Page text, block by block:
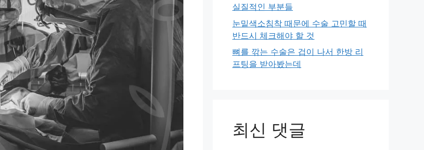
실질적인 부분들
눈밑색소침착 때문에 수술 고민할 때
반드시 체크해야 할 것
뼈를 깎는 수술은 겁이 나서 한방 리
프팅을 받아봤는데
최신 댓글